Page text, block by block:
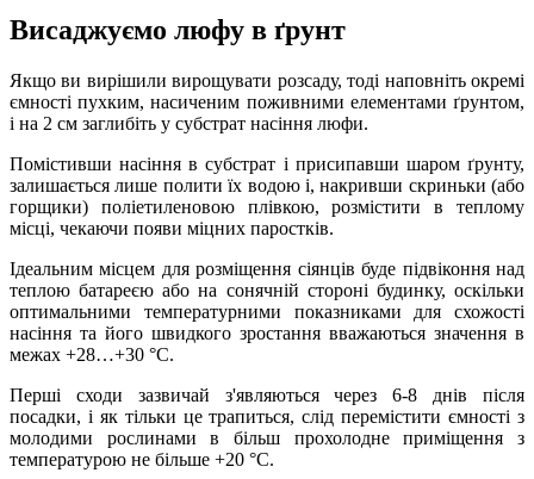
Висаджуємо люфу в ґрунт
Якщо ви вирішили вирощувати розсаду, тоді наповніть окремі
ємності пухким, насиченим поживними елементами ґрунтом,
і на 2 см заглибіть у субстрат насіння люфи.
Помістивши насіння в субстрат і присипавши шаром ґрунту,
залишається лише полити їх водою і, накривши скриньки (або
горщики) поліетиленовою плівкою, розмістити в теплому
місці, чекаючи появи міцних паростків.
Ідеальним місцем для розміщення сіянців буде підвіконня над
теплою батареєю або на сонячній стороні будинку, оскільки
оптимальними температурними показниками для схожості
насіння та його швидкого зростання вважаються значення в
межах +28…+30 °C.
Перші сходи зазвичай з'являються через 6-8 днів після
посадки, і як тільки це трапиться, слід перемістити ємності з
молодими рослинами в більш прохолодне приміщення з
температурою не більше +20 °C.